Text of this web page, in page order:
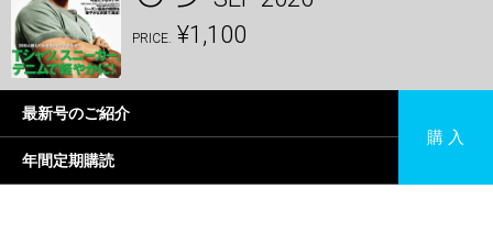
PRICE. ¥1,100
最新号のご紹介
年間定期購読
購 入